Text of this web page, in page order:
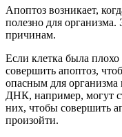
Апоптоз возникает,
полезно для
причинам.
Если клетка была
совершить апоптоз,
опасным для
ДНК, например, могут
них, чтобы совершить
произойти.